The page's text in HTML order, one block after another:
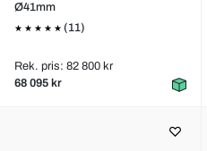
Ø41mm
(11)
Rek. pris: 82 800 kr
68 095 kr